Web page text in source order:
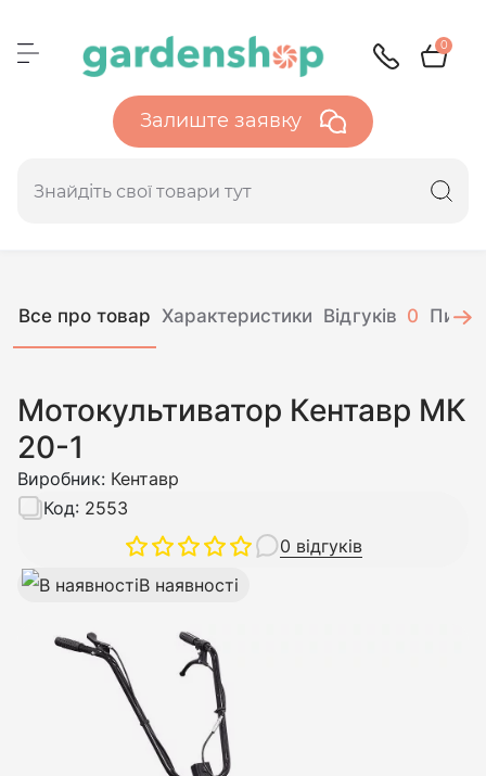
0
Залиште заявку
Все про товар Характеристики Відгуків 0
Мотокультиватор Кентавр МК
20-1
Виробник: Кентавр
0 відгуків
Код: 2553
В наявності